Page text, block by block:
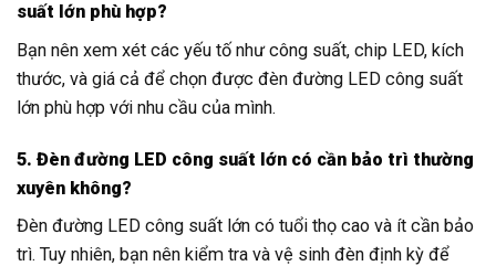
suất lớn phù hợp?
Bạn nên xem xét các yếu tố như công suất, chip LED, kích
thước, và giá cả để chọn được đèn đường LED công suất
lớn phù hợp với nhu cầu của mình.
5. Đèn đường LED công suất lớn có cần bảo trì thường
xuyên không?
Đèn đường LED công suất lớn có tuổi thọ cao và ít cần bảo
trì. Tuy nhiên, bạn nên kiểm tra và vệ sinh đèn định kỳ để